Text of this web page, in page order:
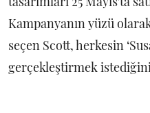
Kampanyanın yüzü
seçen Scott, herkesin
gerçekleştirmek